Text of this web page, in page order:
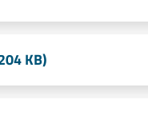
KB)